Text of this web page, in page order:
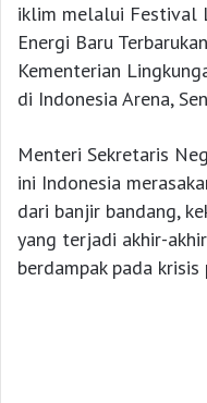
iklim melalui Festival
Energi Baru
Kementerian
di Indonesia Arena,
Menteri Sekretaris
ini Indonesia
dari banjir bandang,
yang terjadi akhir-
berdampak pada krisis